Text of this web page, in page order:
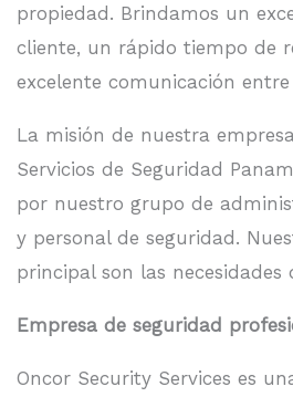
propiedad. Brindamos un
cliente, un rápido tiempo de
excelente comunicación
La misión de nuestra
Servicios de Seguridad
por nuestro grupo de
y personal de seguridad.
principal son las necesidades
Empresa de seguridad
Oncor Security Services es